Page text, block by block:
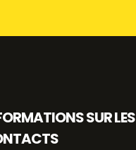
SUR LES